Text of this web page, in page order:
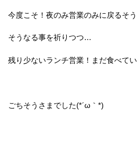
今度こそ！夜のみ営業のみに戻るそう
そうなる事を祈りつつ…
残り少ないランチ営業！まだ食べて
ごちそうさまでした(*´ω｀*)